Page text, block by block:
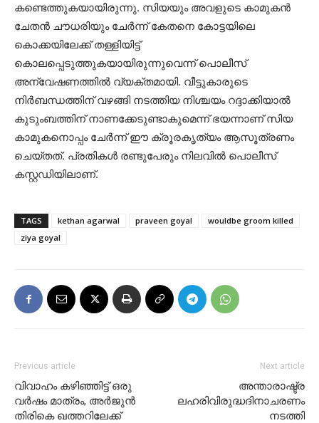
കണ്ടെത്തുകയായിരുന്നു. സിയയും അവളുടെ കാമുകൻ
ചേതൻ ചൗധരിയും ചേർന്ന് കേതനെ കോട്ടയിലെ
കൊക്കയിലേക്ക് തള്ളിയിട്ട്
കൊലപ്പെടുത്തുകയായിരുന്നുവെന്ന് പൊലീസ്
അന്വേഷണത്തിൽ വ്യക്തമായി. വീട്ടുകാരുടെ
നിർബന്ധത്തിന് വഴങ്ങി നടത്തിയ നിശ്ചയം റദ്ദാക്കിയാൽ
കുടുംബത്തിന് നാണക്കേടുണ്ടാകുമെന്ന് ഭയന്നാണ് സിയ
കാമുകനൊപ്പം ചേർന്ന് ഈ ക്രൂരകൃത്യം ആസൂത്രണം
ചെയ്തത്. പ്രതികൾ രണ്ടുപേരും നിലവിൽ പൊലീസ്
കസ്റ്റഡിയിലാണ്.
TAGS kethan agarwal praveen goyal
wouldbe groom killed
ziya goyal
Previous article
വിവാഹം കഴിഞ്ഞിട്ട് ഒരു
വർഷം മാത്രം, അർജുൻ
തിരികെ ഖത്തറിലേക്ക്
Next article
അന്താരാഷ്ട്ര
ലഹരിവിരുദ്ധദിനാചരണം
നടത്തി